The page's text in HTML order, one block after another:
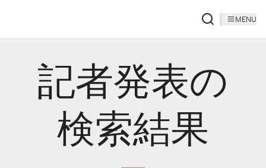
MENU
記者発表の
検索結果